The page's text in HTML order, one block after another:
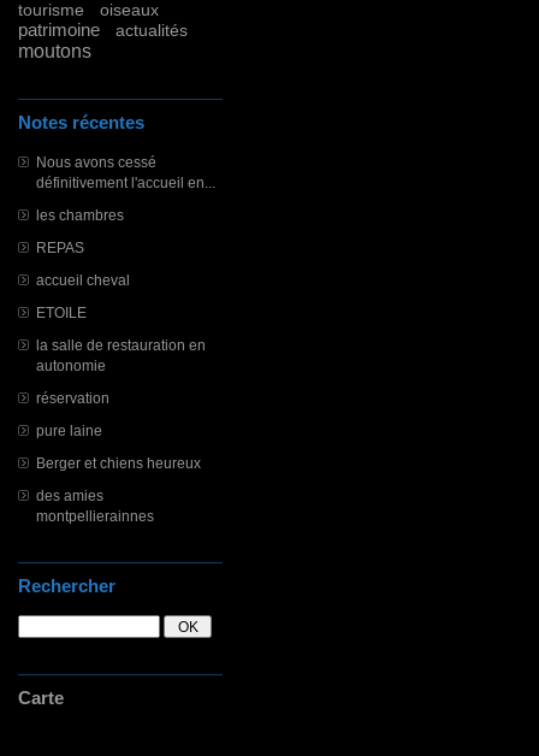
tourisme oiseaux
patrimoine actualités
moutons
Notes récentes
Nous avons cessé
définitivement l'accueil en...
les chambres
REPAS
accueil cheval
ETOILE
la salle de restauration en
autonomie
réservation
pure laine
Berger et chiens heureux
des amies
montpellierainnes
Rechercher
Carte